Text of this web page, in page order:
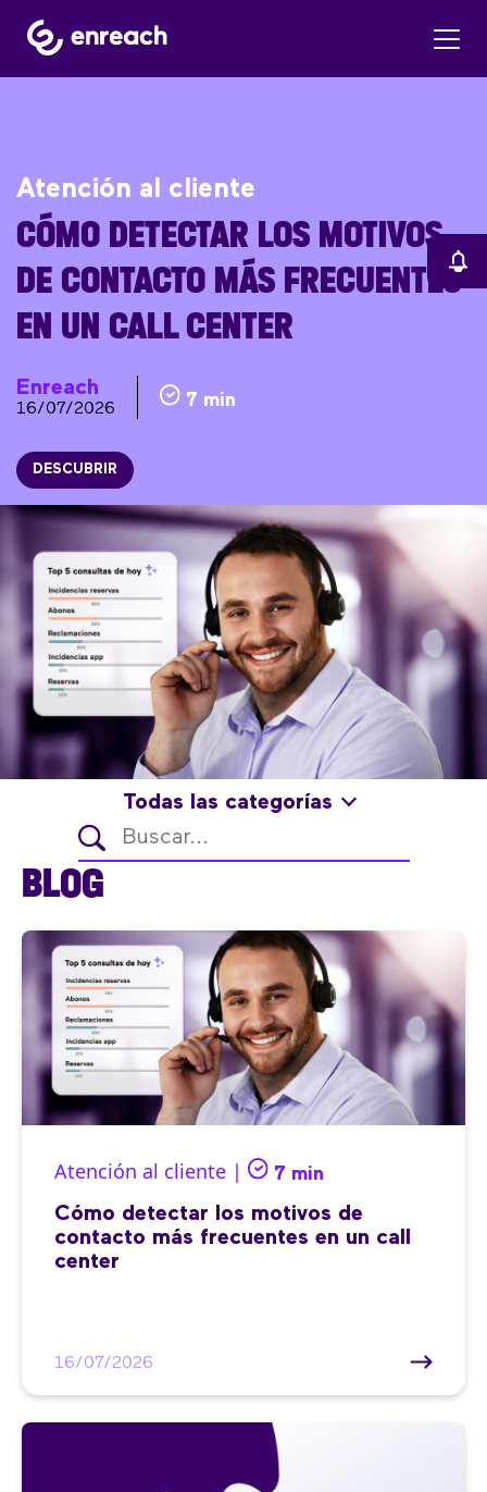
Atención al cliente
CÓMO DETECTAR LOS MOTIVOS
DE CONTACTO MÁS FRECUENTES
EN UN CALL CENTER
Enreach
16/07/2026 7 min
DESCUBRIR
Todas las categorías
BLOG
Atención al cliente | 7 min
Cómo detectar los motivos de
contacto más frecuentes en un call
center
16/07/2026